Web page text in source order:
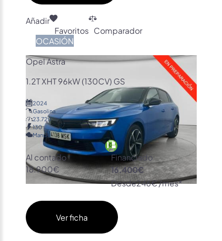
Añadir
Favoritos Comparador
OCASIÓN
Opel Astra
1.2T XHT 96kW (130CV) GS
2024
Gasolina
23.720
130
Manual
Al contado
18.900€
Financiado
16.400€
Desde246€ /mes*
Ver ficha